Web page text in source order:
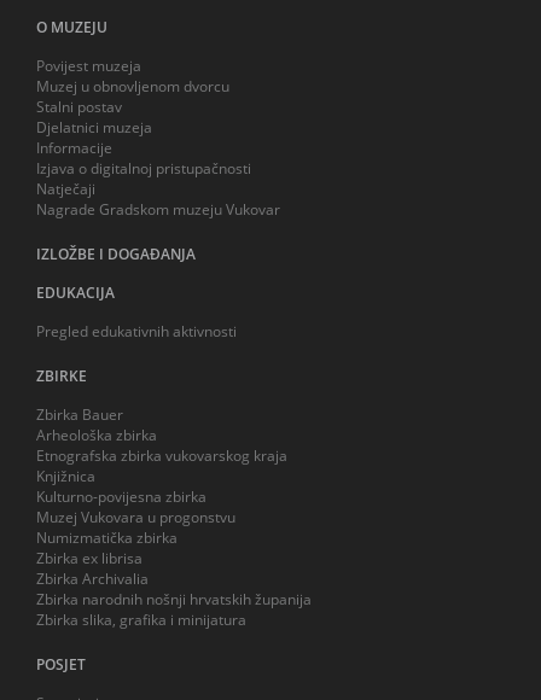
O MUZEJU
Povijest muzeja
Muzej u obnovljenom dvorcu
Stalni postav
Djelatnici muzeja
Informacije
Izjava o digitalnoj pristupačnosti
Natječaji
Nagrade Gradskom muzeju Vukovar
IZLOŽBE I DOGAĐANJA
EDUKACIJA
Pregled edukativnih aktivnosti
ZBIRKE
Zbirka Bauer
Arheološka zbirka
Etnografska zbirka vukovarskog kraja
Knjižnica
Kulturno-povijesna zbirka
Muzej Vukovara u progonstvu
Numizmatička zbirka
Zbirka ex librisa
Zbirka Archivalia
Zbirka narodnih nošnji hrvatskih županija
Zbirka slika, grafika i minijatura
POSJET